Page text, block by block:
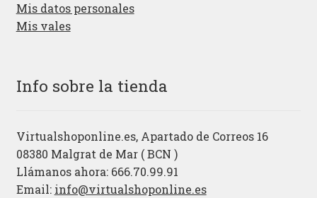
Mis datos personales
Mis vales
Info sobre la tienda
Virtualshoponline.es, Apartado de Correos 16
08380 Malgrat de Mar ( BCN )
Llámanos ahora: 666.70.99.91
Email: info@virtualshoponline.es